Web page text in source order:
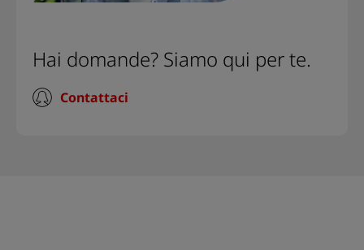
Hai domande? Siamo qui per te.
Contattaci